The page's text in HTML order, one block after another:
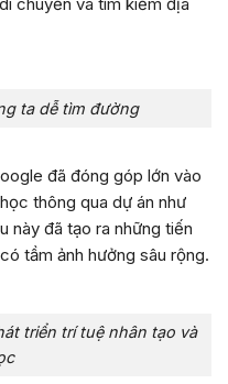
ta dễ tìm đường
đã đóng góp lớn vào
thông qua dự án như
này đã tạo ra những tiến
tầm ảnh hưởng sâu rộng.
triển trí tuệ nhân tạo và